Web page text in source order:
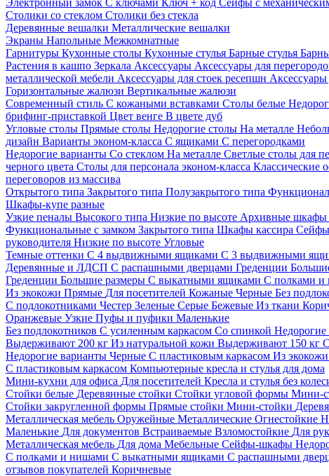
Электронный замок С ключами Ключ + код Сейфы с
Столики со стеклом Столики без стекла
Деревянные вешалки Металлические вешалки
Экраны Напольные Межкомнатные
Гарнитуры Кухонные столы Кухонные стулья Барные стулья
Растения в кашпо Зеркала Аксессуары Аксессуары для
металлической мебели Аксессуары для стоек ресепшн
Горизонтальные жалюзи Вертикальные жалюзи
Современный стиль С кожаными вставками Столы белые
брифинг-приставкой Цвет венге В цвете дуб
Угловые столы Прямые столы Недорогие столы На металле
дизайн Варианты эконом-класса С ящиками С перегородками
Недорогие варианты Со стеклом На металле Светлые столы для
черного цвета Столы для персонала эконом-класса Классические
переговоров из массива
Открытого типа Закрытого типа Полузакрытого типа
Шкафы-купе разные
Узкие пеналы Высокого типа Низкие по высоте Архивные шкафы
Функциональные с замком Закрытого типа Шкафы кассира
руководителя Низкие по высоте Угловые
Темные оттенки С 4 выдвижными ящиками С 3 выдвижными
Деревянные и ЛДСП С распашными дверцами Греденции
Греденции Большие размеры С выкатными ящиками С полками и
Из экокожи Прямые Для посетителей Кожаные Черные Без
С подлокотниками Честер Зеленые Серые Бежевые Из ткани
Оранжевые Узкие Пуфы и пуфики Маленькие
Без подлокотников С усиленным каркасом Со спинкой
Выдерживают 200 кг Из натуральной кожи Выдерживают 150 кг
Недорогие варианты Черные С пластиковым каркасом Из экокожи
С пластиковым каркасом Компьютерные кресла и стулья для дома
Мини-кухни для офиса Для посетителей Кресла и стулья без
Стойки белые Деревянные стойки Стойки угловой формы Мини-
Стойки закругленной формы Прямые стойки Мини-стойки
Металлическая мебель Оружейные Металлические Огнестойкие
Маленькие Для документов Встраиваемые Взломостойкие Для
Металлическая мебель Для дома Мебельные Сейфы-шкафы
С полками и нишами С выкатными ящиками С распашными
отзывов покупателей Коричневые